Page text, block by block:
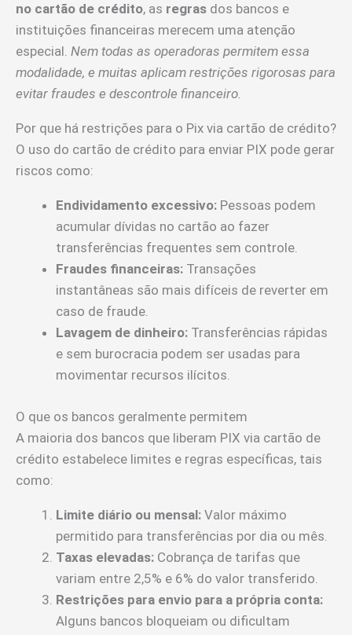
no cartão de crédito, as regras dos bancos e
instituições financeiras merecem uma atenção
especial. Nem todas as operadoras permitem essa
modalidade, e muitas aplicam restrições rigorosas para
evitar fraudes e descontrole financeiro.
Por que há restrições para o Pix via cartão de crédito?
O uso do cartão de crédito para enviar PIX pode gerar
riscos como:
Endividamento excessivo: Pessoas podem
acumular dívidas no cartão ao fazer
transferências frequentes sem controle.
Fraudes financeiras: Transações
instantâneas são mais difíceis de reverter em
caso de fraude.
Lavagem de dinheiro: Transferências rápidas
e sem burocracia podem ser usadas para
movimentar recursos ilícitos.
O que os bancos geralmente permitem
A maioria dos bancos que liberam PIX via cartão de
crédito estabelece limites e regras específicas, tais
como:
Limite diário ou mensal: Valor máximo
permitido para transferências por dia ou mês.
Taxas elevadas: Cobrança de tarifas que
variam entre 2,5% e 6% do valor transferido.
Restrições para envio para a própria conta:
Alguns bancos bloqueiam ou dificultam